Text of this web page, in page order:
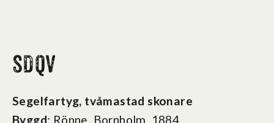
SDQV
Segelfartyg, tvåmastad skonare
Byggd: Rönne, Bornholm, 1884